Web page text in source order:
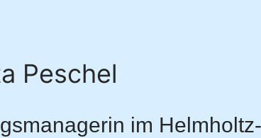
Peschel
im Helmholtz-